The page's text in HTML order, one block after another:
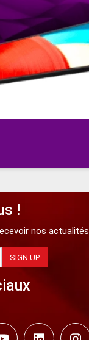
charge
!
nos actualités
SIGN UP